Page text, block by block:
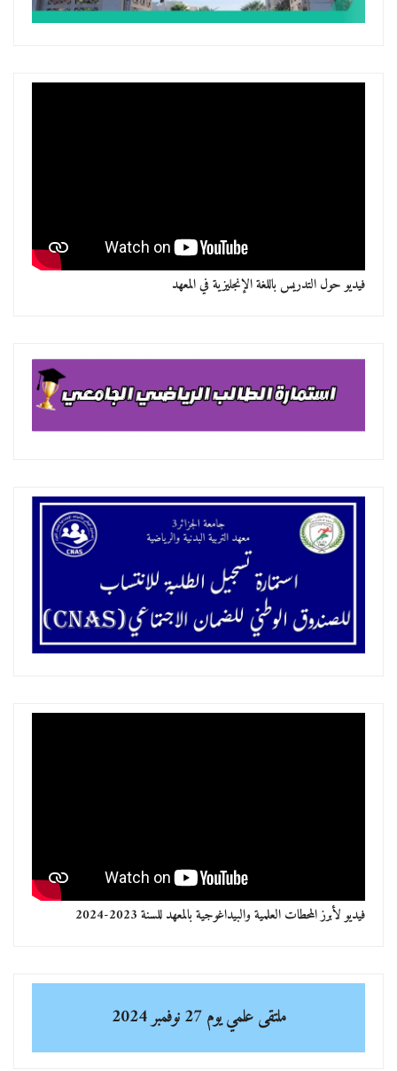
فيديو حول التدريس باللغة الإنجليزية في المعهد
فيديو لأبرز المحطات العلمية والبيداغوجية بالمعهد للسنة 2023-2024
ملتقى علمييوم 27 نوفمبر 2024